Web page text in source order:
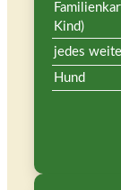
Kind)
jedes
Hund